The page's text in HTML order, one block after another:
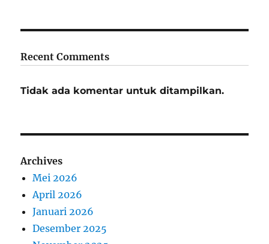
Recent Comments
Tidak ada komentar untuk ditampilkan.
Archives
Mei 2026
April 2026
Januari 2026
Desember 2025